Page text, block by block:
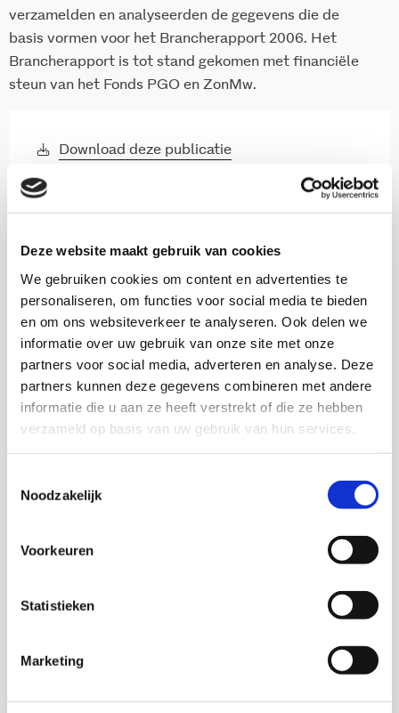
Deze website maakt gebruik van cookies
We gebruiken cookies om content en advertenties te
personaliseren, om functies voor social media te bieden
en om ons websiteverkeer te analyseren. Ook delen we
informatie over uw gebruik van onze site met onze
partners voor social media, adverteren en analyse. Deze
partners kunnen deze gegevens combineren met andere
informatie die u aan ze heeft verstrekt of die ze hebben
verzameld op basis van uw gebruik van hun services.
Noodzakelijk
Voorkeuren
Statistieken
Marketing
verzamelden en analyseerden de gegevens die de
basis vormen voor het Brancherapport 2006. Het
Brancherapport is tot stand gekomen met financiële
steun van het Fonds PGO en ZonMw.
Download deze publicatie
Onderzoekers
Dick Oudenampsen
Trudi Nederland
Esmy Kromontono